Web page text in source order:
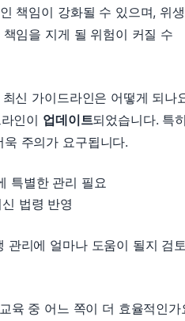
책임이 강화될 수 있으며, 위
임을 지게 될 위험이 커질 수
신 가이드라인은 어떻게 되나
인이 업데이트되었습니다. 특
주의가 요구됩니다.
특별한 관리 필요
법령 반영
관리에 얼마나 도움이 될지 검
육 중 어느 쪽이 더 효율적인가